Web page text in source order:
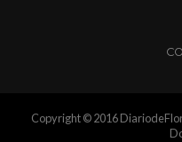
Copyright © 2016